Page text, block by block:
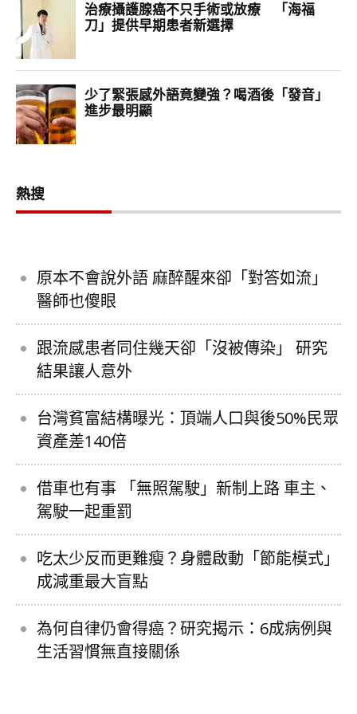
熱搜
原本不會說外語 麻醉醒來卻「對答如流」
醫師也傻眼
跟流感患者同住幾天卻「沒被傳染」 研究
結果讓人意外
台灣貧富結構曝光：頂端人口與後50%民眾
資產差140倍
借車也有事 「無照駕駛」新制上路 車主、
駕駛一起重罰
吃太少反而更難瘦？身體啟動「節能模式」
成減重最大盲點
為何自律仍會得癌？研究揭示：6成病例與
生活習慣無直接關係